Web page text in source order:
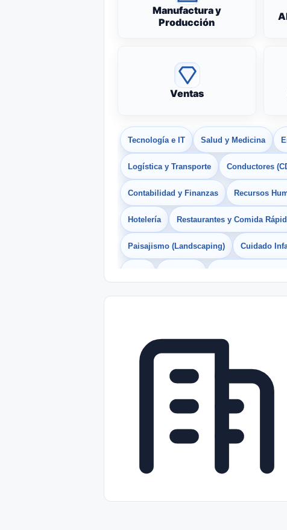
Manufactura y
Producción
Ventas
Tecnología e IT Salud y Medicina
Logística y Transporte Conductores
Contabilidad y Finanzas Recursos
Hotelería Restaurantes y Comida
Paisajismo (Landscaping) Cuidado
Freelance Prácticas (Internships)
Telecomunicaciones